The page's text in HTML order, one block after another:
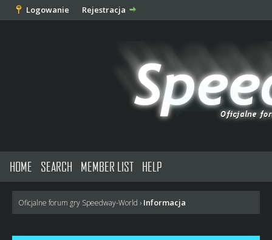
Logowanie Rejestracja
HOME SEARCH MEMBER LIST HELP
Oficjalne forum gry Speedway-World › Informacja